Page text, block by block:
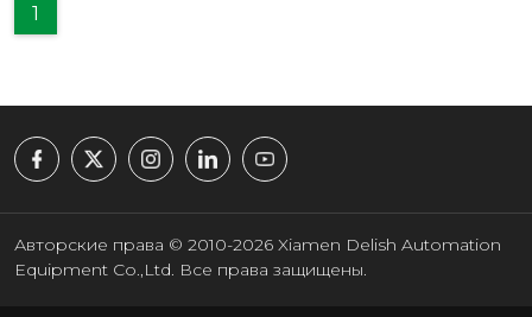
1
Авторские права © 2010-2026 Xiamen Delish Automation
Equipment Co.,Ltd. Все права защищены.